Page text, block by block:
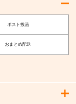
ポスト投函
おまとめ配送